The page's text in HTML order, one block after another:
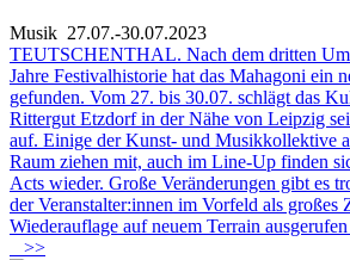
Musik 27.07.-30.07.2023
TEUTSCHENTHAL. Nach dem dritten
Jahre Festivalhistorie hat das Mahagoni ein
gefunden. Vom 27. bis 30.07. schlägt das
Rittergut Etzdorf in der Nähe von Leipzig
auf. Einige der Kunst- und Musikkollektive
Raum ziehen mit, auch im Line-Up finden
Acts wieder. Große Veränderungen gibt es
der Veranstalter:innen im Vorfeld als großes
Wiederauflage auf neuem Terrain
>>